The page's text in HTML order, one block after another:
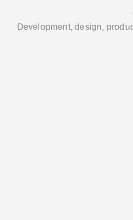
Development, design,